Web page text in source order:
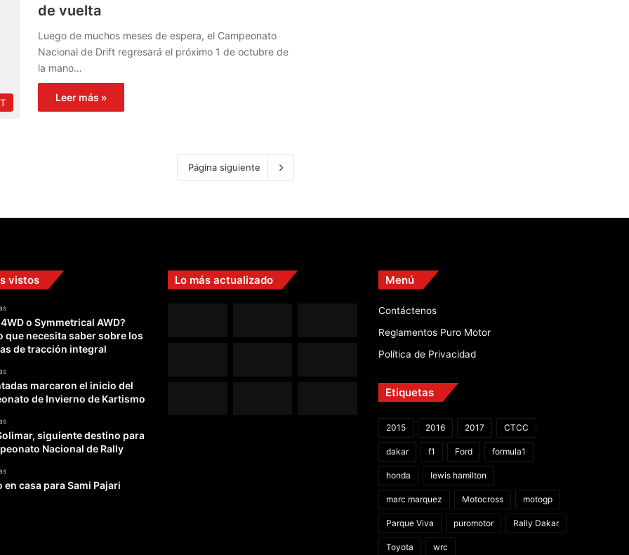
de vuelta
Luego de muchos meses de espera, el Campeonato
Nacional de Drift regresará el próximo 1 de octubre de
la mano…
Leer más »
Página siguiente
vistos
4WD o Symmetrical AWD?
que necesita saber sobre los
de tracción integral
marcaron el inicio del
de Invierno de Kartismo
siguiente destino para
Nacional de Rally
en casa para Sami Pajari
Lo más actualizado Menú
Contáctenos
Reglamentos Puro Motor
Política de Privacidad
Etiquetas
2015 2016 2017 CTCC
dakar f1 Ford formula1
honda lewis hamilton
marc marquez Motocross motogp
Parque Viva puromotor Rally Dakar
Toyota wrc